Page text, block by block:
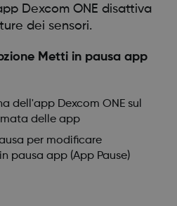
Dexcom ONE disattiva
dei sensori.
Metti in pausa app
dell'app Dexcom ONE sul
delle app
per modificare
pausa app (App Pause)